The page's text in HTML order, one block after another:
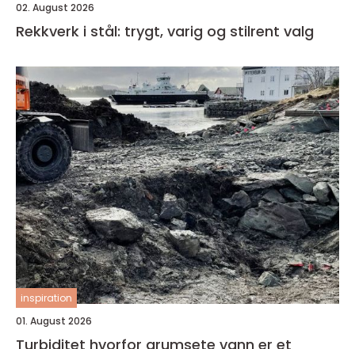
02. August 2026
Rekkverk i stål: trygt, varig og stilrent valg
inspiration
01. August 2026
Turbiditet hvorfor grumsete vann er et